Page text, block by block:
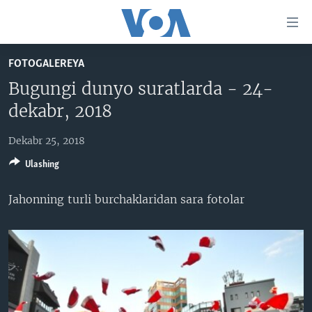
boring
Boshiga
Qidiruvga
o'ting
AMERIKA
MARKAZIY OSIYO
XALQARO
MULTIMEDIA
XALQARO HAYOT
VASHINGTON CHOYXONASI
MOBIL-SALOM!
FACEBOOK
YOUTUBE
INSTAGRAM
INGLIZ TILI DARSLARI
EDITORIAL
FOTOGALEREYA
Bugungi dunyo suratlarda - 24-
dekabr, 2018
Dekabr 25, 2018
Jahonning turli burchaklaridan sara fotolar
Ulashing